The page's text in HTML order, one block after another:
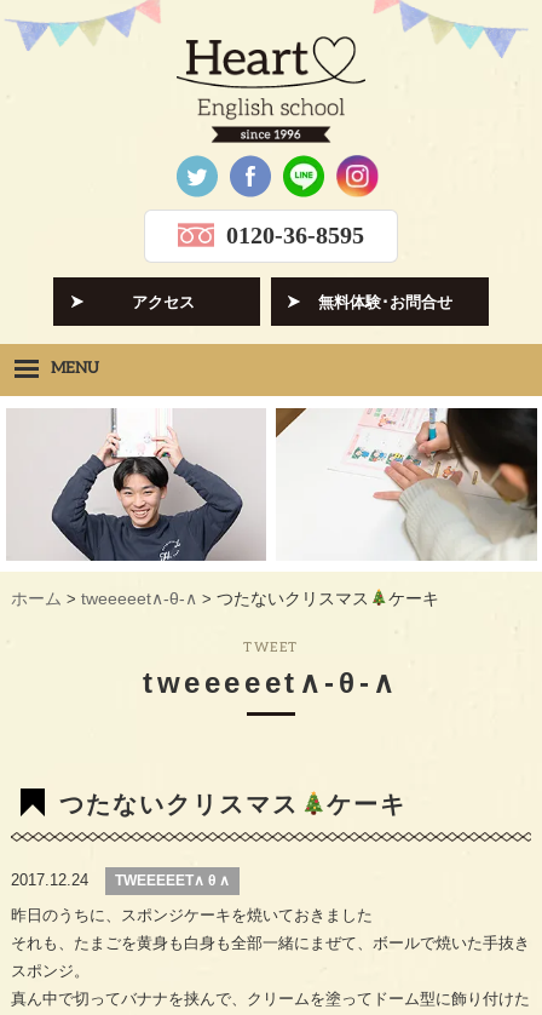
0120-36-8595
アクセス 無料体験･お問合せ
MENU
Heartの想い HOPE
クラス紹介 CLASS
先生紹介 INSTRUCTORS
ギャラリー GALLERY
VOICE
ホーム > tweeeeet∧-θ-∧ > つたないクリスマス ケーキ
TWEET
tweeeeet∧-θ-∧
つたないクリスマス ケーキ
2017.12.24 TWEEEEET∧ θ ∧
昨日のうちに、スポンジケーキを焼いておきました
それも、たまごを黄身も白身も全部一緒にまぜて、ボールで焼いた手抜き
スポンジ。
真ん中で切ってバナナを挟んで、クリームを塗ってドーム型に飾り付けた